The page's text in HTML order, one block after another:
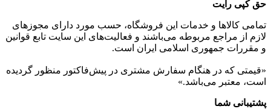
حق کپی رایت
تمامی كالاها و خدمات اين فروشگاه، حسب مورد دارای مجوزهای
لازم از مراجع مربوطه می‌باشند و فعاليت‌های اين سايت تابع قوانين
و مقررات جمهوری اسلامی ايران است.
«قیمتی که در هنگام سفارش مشتری در پیش‌­فاکتور منظور گرديده
است، معتبر می‌باشد.»
پشتیبانی شما